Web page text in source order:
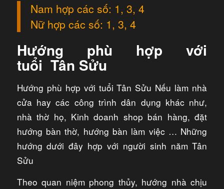
Nam hợp các số: 1, 3, 4
Nữ hợp các số: 1, 3, 4
Hướng phù hợp với
tuổi Tân Sửu
Hướng phù hợp với tuổi Tân Sửu Nếu làm nhà
cửa hay các công trình dân dụng khác như,
nhà thờ họ, Kinh doanh shop bán hàng, đặt
hướng bàn thờ, hướng bàn làm việc … Những
hướng dưới đây hợp với người sinh năm Tân
Sửu
Theo quan niệm phong thủy, hướng nhà chịu